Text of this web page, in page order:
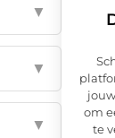
▼
▼
▼
om
te